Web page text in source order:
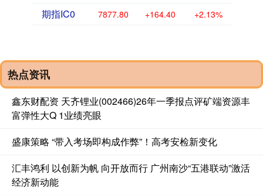
期指IC0 7877.80 +164.40 +2.13%
热点资讯
鑫东财配资 天齐锂业(002466)26年一季报点评矿端资源丰
富弹性大Q 1业绩亮眼
盛康策略 “带入考场即构成作弊”！高考安检新变化
汇丰鸿利 以创新为帆 向开放而行 广州南沙“五港联动”激活
经济新动能